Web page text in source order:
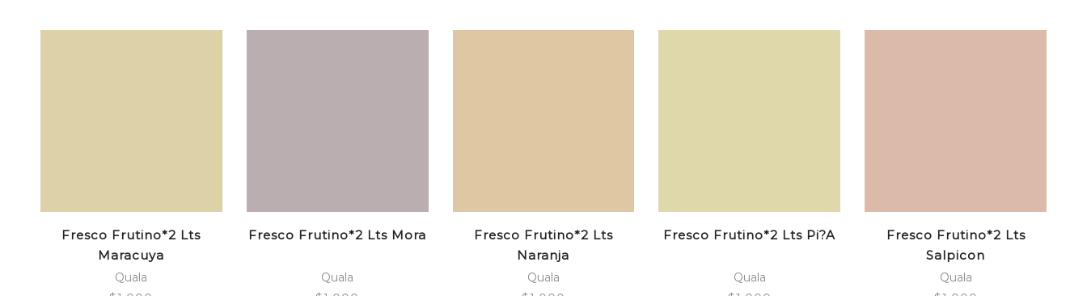
Fresco Frutino*2 Lts
Maracuya
Quala
Fresco Frutino*2 Lts Mora
Quala
Fresco Frutino*2 Lts
Naranja
Quala
Fresco Frutino*2 Lts Pi?A
Quala
Fresco Frutino*2 Lts
Salpicon
Quala